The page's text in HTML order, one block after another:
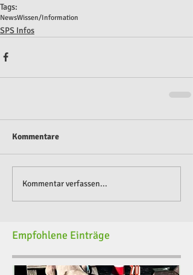
Tags:
NewsWissen/Information
SPS Infos
Kommentare
Kommentar verfassen...
Empfohlene Einträge